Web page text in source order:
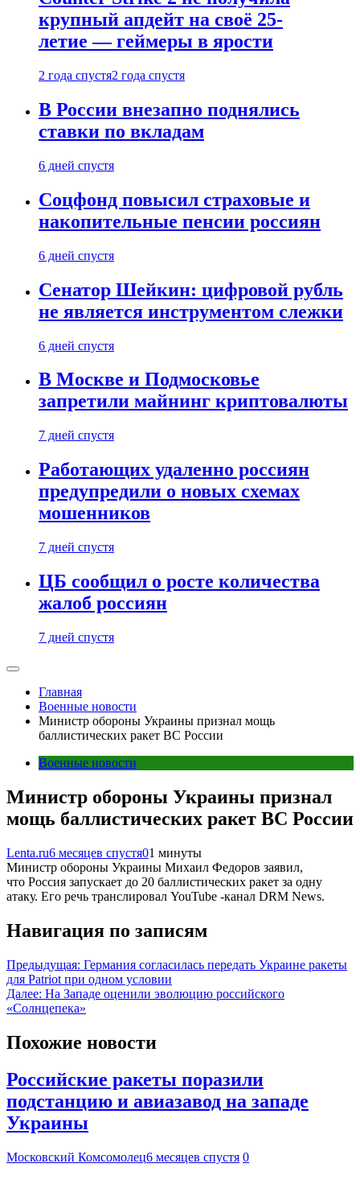
крупный апдейт на своё 25-
летие — геймеры в ярости
2 года спустя2 года спустя
В России внезапно поднялись
ставки по вкладам
6 дней спустя
Соцфонд повысил страховые и
накопительные пенсии россиян
6 дней спустя
Сенатор Шейкин: цифровой рубль
не является инструментом слежки
6 дней спустя
В Москве и Подмосковье
запретили майнинг криптовалюты
7 дней спустя
Работающих удаленно россиян
предупредили о новых схемах
мошенников
7 дней спустя
ЦБ сообщил о росте количества
жалоб россиян
7 дней спустя
Главная
Военные новости
Министр обороны Украины признал мощь
баллистических ракет ВС России
Военные новости
Министр обороны Украины признал
мощь баллистических ракет ВС России
Lenta.ru6 месяцев спустя01 минуты
Министр обороны Украины Михаил Федоров заявил,
что Россия запускает до 20 баллистических ракет за одну
атаку. Его речь транслировал YouTube -канал DRM News.
Навигация по записям
Предыдущая: Германия согласилась передать Украине ракеты
для Patriot при одном условии
Далее: На Западе оценили эволюцию российского
«Солнцепека»
Похожие новости
Российские ракеты поразили
подстанцию и авиазавод на западе
Украины
Московский Комсомолец6 месяцев спустя 0